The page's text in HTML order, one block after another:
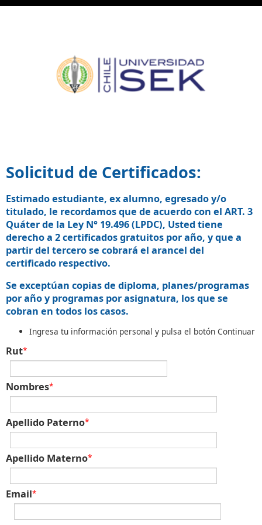
Solicitud de Certificados:
Estimado estudiante, ex alumno, egresado y/o
titulado, le recordamos que de acuerdo con el ART. 3
Quáter de la Ley N° 19.496 (LPDC), Usted tiene
derecho a 2 certificados gratuitos por año, y que a
partir del tercero se cobrará el arancel del
certificado respectivo.
Se exceptúan copias de diploma, planes/programas
por año y programas por asignatura, los que se
cobran en todos los casos.
Ingresa tu información personal y pulsa el botón Continuar
Rut*
Nombres*
Apellido Paterno*
Apellido Materno*
Email*